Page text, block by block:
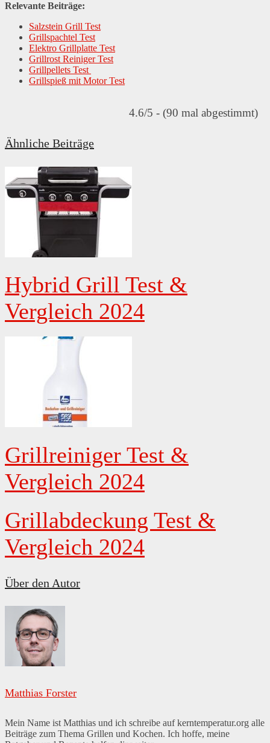
Relevante Beiträge:
Salzstein Grill Test
Grillspachtel Test
Elektro Grillplatte Test
Grillrost Reiniger Test
Grillpellets Test
Grillspieß mit Motor Test
4.6/5 - (90 mal abgestimmt)
Ähnliche Beiträge
Hybrid Grill Test &
Vergleich 2024
Grillreiniger Test &
Vergleich 2024
Grillabdeckung Test &
Vergleich 2024
Über den Autor
Matthias Forster
Mein Name ist Matthias und ich schreibe auf kerntemperatur.org alle
Beiträge zum Thema Grillen und Kochen. Ich hoffe, meine